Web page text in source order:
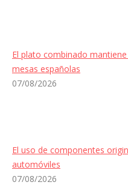
El plato combinado
mesas españolas
07/08/2026
El uso de componentes
automóviles
07/08/2026